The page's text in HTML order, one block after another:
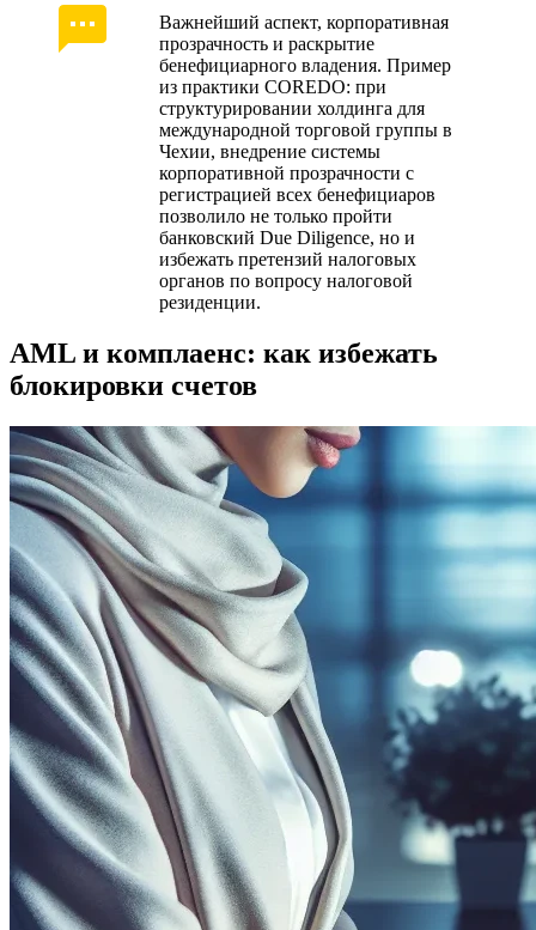
Важнейший аспект, корпоративная
прозрачность и раскрытие
бенефициарного владения. Пример
из практики COREDO: при
структурировании холдинга для
международной торговой группы в
Чехии, внедрение системы
корпоративной прозрачности с
регистрацией всех бенефициаров
позволило не только пройти
банковский Due Diligence, но и
избежать претензий налоговых
органов по вопросу налоговой
резиденции.
AML и комплаенс: как избежать
блокировки счетов